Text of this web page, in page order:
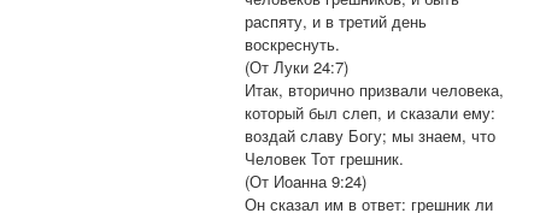
распяту, и в третий день
воскреснуть.
(От Луки 24:7)
Итак, вторично призвали человека,
который был слеп, и сказали ему:
воздай славу Богу; мы знаем, что
Человек Тот грешник.
(От Иоанна 9:24)
Он сказал им в ответ: грешник ли